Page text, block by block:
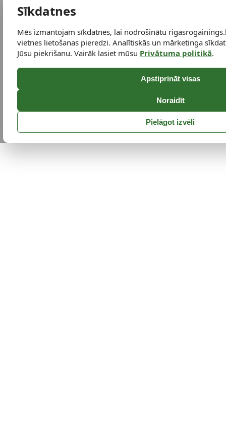
Sīkdatnes
Mēs izmantojam sīkdatnes, lai nodrošinātu
vietnes lietošanas pieredzi. Analītiskās un mārketinga
Jūsu piekrišanu. Vairāk lasiet mūsu Privātuma politikā.
Apstiprināt visas
Noraidīt
Pielāgot izvēli